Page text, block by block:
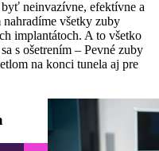
neinvazívne, efektívne a
všetky zuby
implantátoch. A to všetko
s ošetrením – Pevné zuby
na konci tunela aj pre